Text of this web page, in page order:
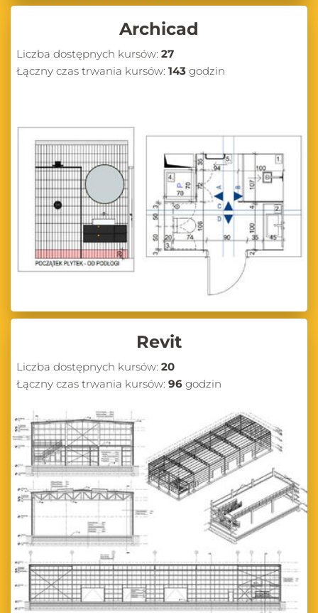
Archicad
Liczba dostępnych kursów: 27
Łączny czas trwania kursów: 143 godzin
Revit
Liczba dostępnych kursów: 20
Łączny czas trwania kursów: 96 godzin